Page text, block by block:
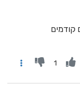
קודמים
1